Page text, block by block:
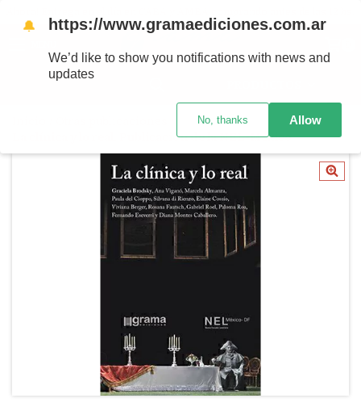
La clínica y lo real. Publicación de la NEL-México
🔔 https://www.gramaediciones.com.ar
We’d like to show you notifications with news and
updates
No, thanks Allow